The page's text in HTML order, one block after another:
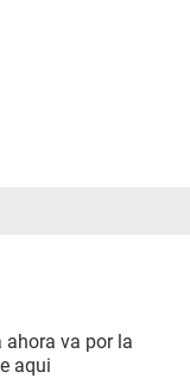
ahora va por la
aqui